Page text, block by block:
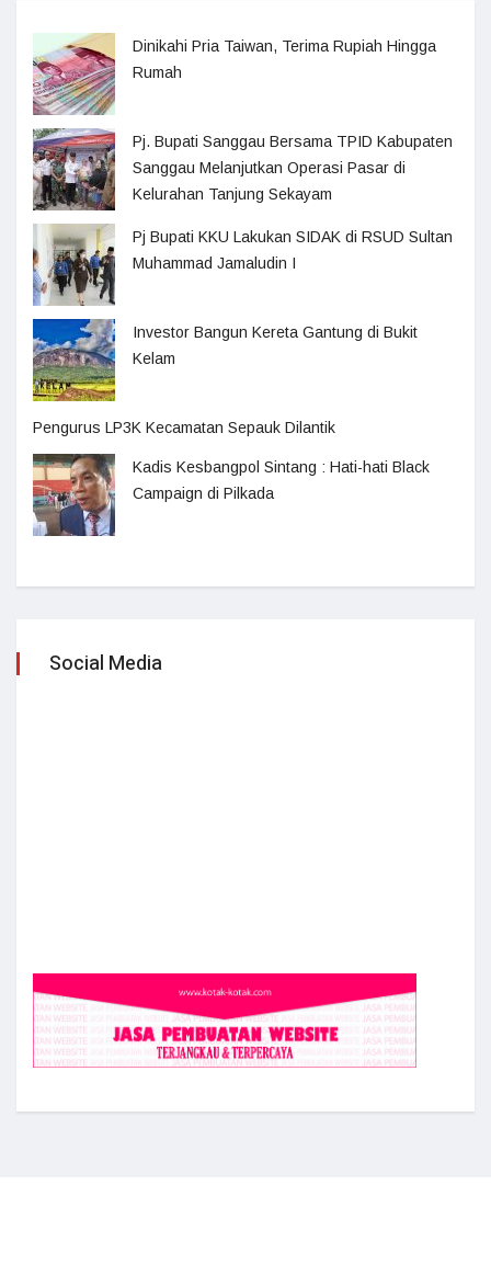
Dinikahi Pria Taiwan, Terima Rupiah Hingga
Rumah
Pj. Bupati Sanggau Bersama TPID Kabupaten
Sanggau Melanjutkan Operasi Pasar di
Kelurahan Tanjung Sekayam
Pj Bupati KKU Lakukan SIDAK di RSUD Sultan
Muhammad Jamaludin I
Investor Bangun Kereta Gantung di Bukit
Kelam
Pengurus LP3K Kecamatan Sepauk Dilantik
Kadis Kesbangpol Sintang : Hati-hati Black
Campaign di Pilkada
Social Media